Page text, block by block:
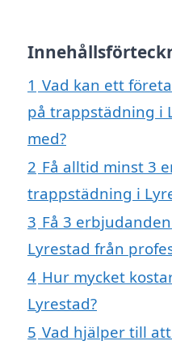
1 Vad kan ett
på trappstädning i
med?
2 Få alltid minst 3
trappstädning i
3 Få 3
Lyrestad från
4 Hur mycket
Lyrestad?
5 Vad hjälper till